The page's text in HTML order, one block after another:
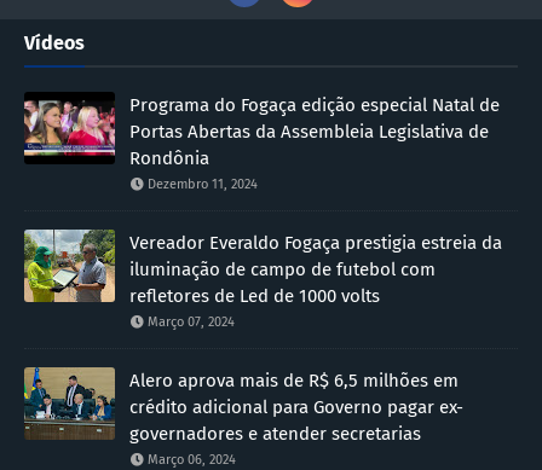
Vídeos
Programa do Fogaça edição especial Natal de
Portas Abertas da Assembleia Legislativa de
Rondônia
Dezembro 11, 2024
Vereador Everaldo Fogaça prestigia estreia da
iluminação de campo de futebol com
refletores de Led de 1000 volts
Março 07, 2024
Alero aprova mais de R$ 6,5 milhões em
crédito adicional para Governo pagar ex-
governadores e atender secretarias
Março 06, 2024